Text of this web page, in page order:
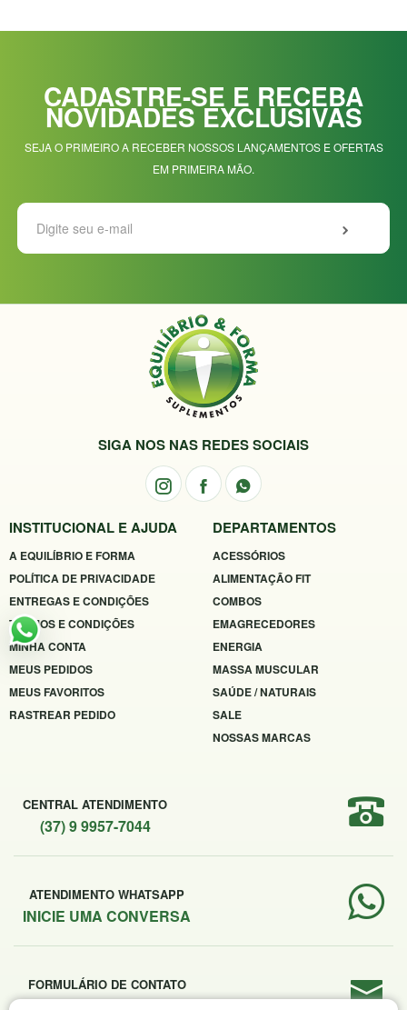
CADASTRE-SE E RECEBA
NOVIDADES EXCLUSIVAS
SEJA O PRIMEIRO A RECEBER NOSSOS LANÇAMENTOS E OFERTAS
EM PRIMEIRA MÃO.
SIGA NOS NAS REDES SOCIAIS
INSTITUCIONAL E AJUDA
A EQUILÍBRIO E FORMA
POLÍTICA DE PRIVACIDADE
ENTREGAS E CONDIÇÕES
TERMOS E CONDIÇÕES
MINHA CONTA
MEUS PEDIDOS
MEUS FAVORITOS
RASTREAR PEDIDO
DEPARTAMENTOS
ACESSÓRIOS
ALIMENTAÇÃO FIT
COMBOS
EMAGRECEDORES
ENERGIA
MASSA MUSCULAR
SAÚDE / NATURAIS
SALE
NOSSAS MARCAS
CENTRAL ATENDIMENTO
(37) 9 9957-7044
ATENDIMENTO WHATSAPP
INICIE UMA CONVERSA
FORMULÁRIO DE CONTATO